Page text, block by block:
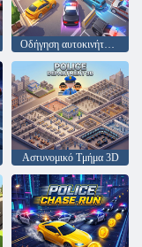
Οδήγηση αυτοκινήτου Master
Αστυνομικό Τμήμα 3D